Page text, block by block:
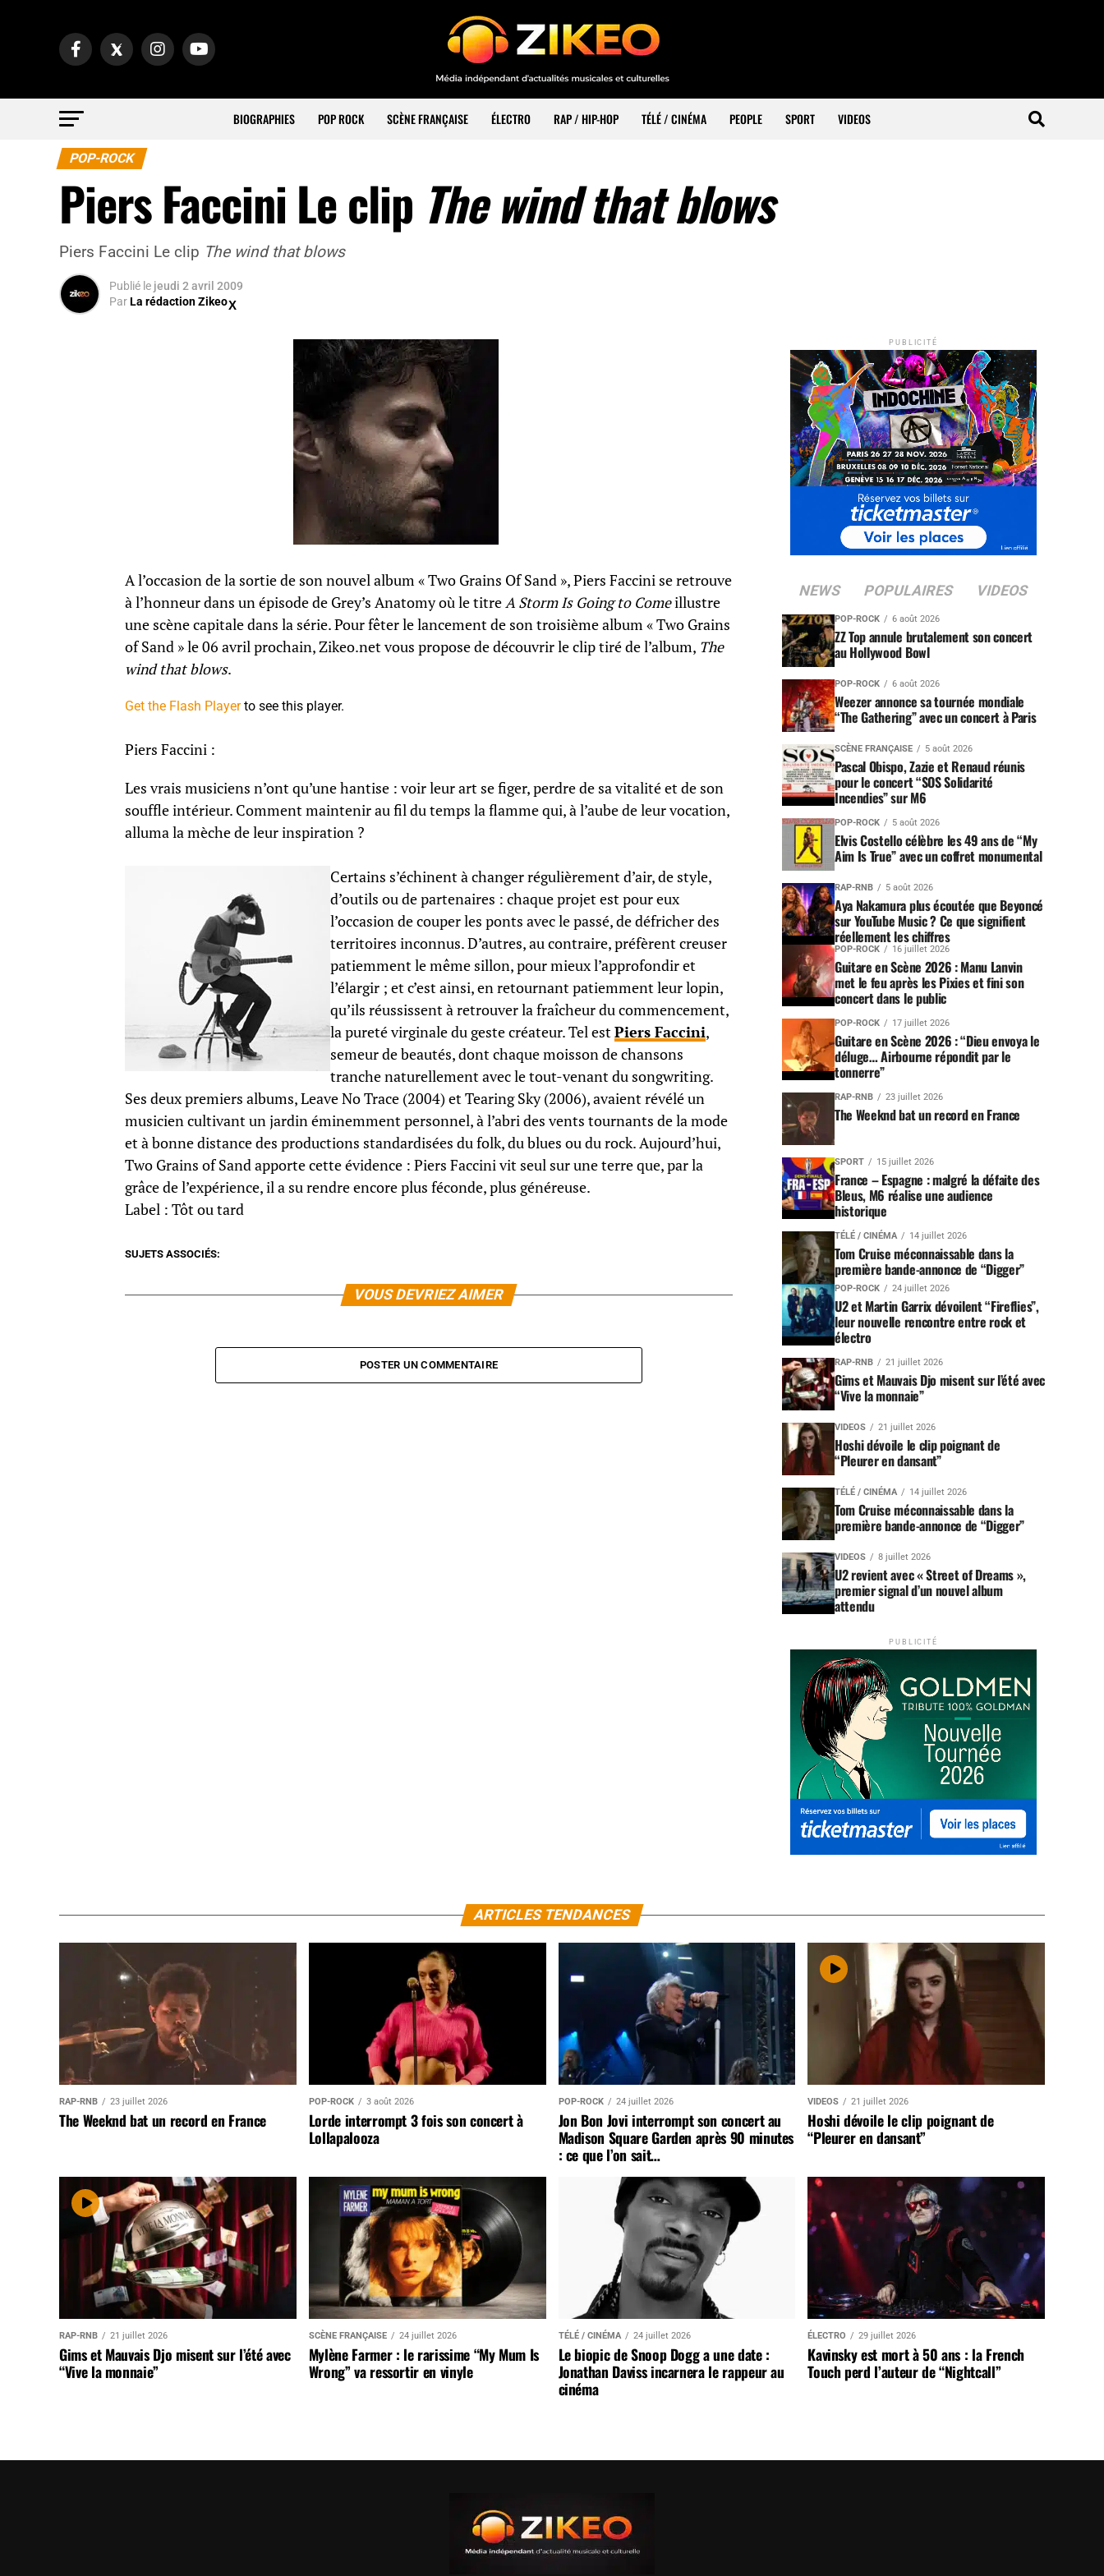
BIOGRAPHIES POP ROCK SCÈNE FRANÇAISE ÉLECTRO RAP / HIP-HOP TÉLÉ / CINÉMA PEOPLE SPORT VIDEOS
POP-ROCK
Piers Faccini Le clip The wind that blows
Piers Faccini Le clip The wind that blows
Publié le jeudi 2 avril 2009
ParLa rédaction Zikeo
A l’occasion de la sortie de son nouvel album « Two Grains Of Sand », Piers Faccini se retrouve
à l’honneur dans un épisode de Grey’s Anatomy où le titreA Storm Is Going to Comeillustre
une scène capitale dans la série. Pour fêter le lancement de son troisième album « Two Grains
of Sand » le 06 avril prochain, Zikeo.net vous propose de découvrir le clip tiré de l’album, The
wind that blows.
Get the Flash Playerto see this player.
Piers Faccini :
Les vrais musiciens n’ont qu’une hantise : voir leur art se figer, perdre de sa vitalité et de son
souffle intérieur. Comment maintenir au fil du temps la flamme qui, à l’aube de leur vocation,
alluma la mèche de leur inspiration ?
Certains s’échinent à changer régulièrement d’air, de style,
d’outils ou de partenaires : chaque projet est pour eux
l’occasion de couper les ponts avec le passé, de défricher des
territoires inconnus. D’autres, au contraire, préfèrent creuser
patiemment le même sillon, pour mieux l’approfondir et
l’élargir ; et c’est ainsi, en retournant patiemment leur lopin,
qu’ils réussissent à retrouver la fraîcheur du commencement,
la pureté virginale du geste créateur. Tel estPiers Faccini,
semeur de beautés, dont chaque moisson de chansons
tranche naturellement avec le tout-venant du songwriting.
Ses deux premiers albums, Leave No Trace (2004) et Tearing Sky (2006), avaient révélé un
musicien cultivant un jardin éminemment personnel, à l’abri des vents tournants de la mode
et à bonne distance des productions standardisées du folk, du blues ou du rock. Aujourd’hui,
Two Grains of Sand apporte cette évidence : Piers Faccini vit seul sur une terre que, par la
grâce de l’expérience, il a su rendre encore plus féconde, plus généreuse.
Label : Tôt ou tard
SUJETS ASSOCIÉS:
VOUS DEVRIEZ AIMER
POSTER UN COMMENTAIRE
PUBLICITÉ
NEWS POPULAIRES VIDEOS
POP-ROCK 6 août 2026
ZZ Top annule brutalement son concert
au Hollywood Bowl
POP-ROCK 6 août 2026
Weezer annonce sa tournée mondiale
“The Gathering” avec un concert à Paris
SCÈNE FRANÇAISE 5 août 2026
Pascal Obispo, Zazie et Renaud réunis
pour le concert “SOS Solidarité
Incendies” sur M6
POP-ROCK 5 août 2026
Elvis Costello célèbre les 49 ans de “My
Aim Is True” avec un coffret monumental
RAP-RNB 5 août 2026
Aya Nakamura plus écoutée que Beyoncé
sur YouTube Music ? Ce que signifient
réellement les chiffres
POP-ROCK 16 juillet 2026
Guitare en Scène 2026 : Manu Lanvin
met le feu après les Pixies et fini son
concert dans le public
POP-ROCK 17 juillet 2026
Guitare en Scène 2026 : “Dieu envoya le
déluge… Airbourne répondit par le
tonnerre”
RAP-RNB 23 juillet 2026
The Weeknd bat un record en France
SPORT 15 juillet 2026
France – Espagne : malgré la défaite des
Bleus, M6 réalise une audience
historique
TÉLÉ / CINÉMA 14 juillet 2026
Tom Cruise méconnaissable dans la
première bande-annonce de “Digger”
POP-ROCK 24 juillet 2026
U2 et Martin Garrix dévoilent “Fireflies”,
leur nouvelle rencontre entre rock et
électro
RAP-RNB 21 juillet 2026
Gims et Mauvais Djo misent sur l’été avec
“Vive la monnaie”
VIDEOS 21 juillet 2026
Hoshi dévoile le clip poignant de
“Pleurer en dansant”
TÉLÉ / CINÉMA 14 juillet 2026
Tom Cruise méconnaissable dans la
première bande-annonce de “Digger”
VIDEOS 8 juillet 2026
U2 revient avec « Street of Dreams »,
premier signal d’un nouvel album
attendu
PUBLICITÉ
ARTICLES TENDANCES
RAP-RNB 23 juillet 2026
The Weeknd bat un record en France
POP-ROCK 3 août 2026
Lorde interrompt 3 fois son concert à
Lollapalooza
POP-ROCK 24 juillet 2026
Jon Bon Jovi interrompt son concert au
Madison Square Garden après 90 minutes
: ce que l’on sait…
VIDEOS 21 juillet 2026
Hoshi dévoile le clip poignant de
“Pleurer en dansant”
RAP-RNB 21 juillet 2026
Gims et Mauvais Djo misent sur l’été avec
“Vive la monnaie”
SCÈNE FRANÇAISE 24 juillet 2026
Mylène Farmer : le rarissime “My Mum Is
Wrong” va ressortir en vinyle
TÉLÉ / CINÉMA 24 juillet 2026
Le biopic de Snoop Dogg a une date :
Jonathan Daviss incarnera le rappeur au
cinéma
ÉLECTRO 29 juillet 2026
Kavinsky est mort à 50 ans : la French
Touch perd l’auteur de “Nightcall”